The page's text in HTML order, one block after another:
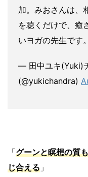
加。みおさんは、
を聴くだけで、癒
いヨガの先生です。
— 田中ユキ(Yuki)
(@yukichandra)
「グーンと瞑想の質
じ合える 」